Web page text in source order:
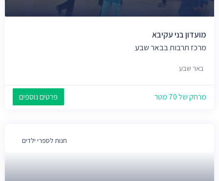
מועדון בני עקיבא
מרכז תרבות בבאר שבע
באר שבע
מרחק של 70 מטר פרטים נוספים
חנות לספרי ילדים